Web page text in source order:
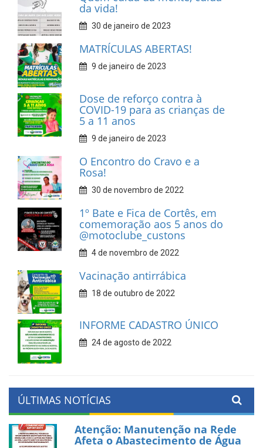
da vida!
30 de janeiro de 2023
MATRÍCULAS ABERTAS!
9 de janeiro de 2023
Dose de reforço contra à
COVID-19 para as crianças de
5 a 11 anos
9 de janeiro de 2023
O Encontro do Cravo e a
Rosa!
30 de novembro de 2022
1º Bate e Fica de Cortês, em
comemoração aos 5 anos do
@motoclube_custons
4 de novembro de 2022
Vacinação antirrábica
18 de outubro de 2022
INFORME CADASTRO ÚNICO
24 de agosto de 2022
ÚLTIMAS NOTÍCIAS
Atenção: Manutenção na Rede
Afeta o Abastecimento de Água